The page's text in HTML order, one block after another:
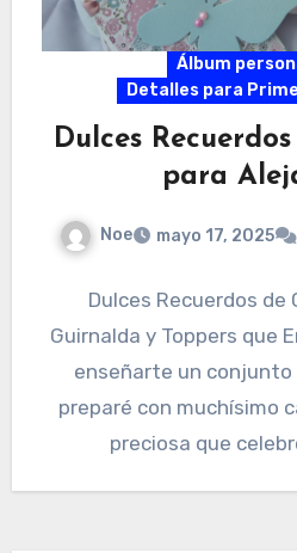
Álbum
Detalles para
Dulces
para
Noe mayo 17, 2025
Dulces Recuerdos de
Guirnalda y Toppers que
enseñarte un conjunto
preparé con muchísimo
preciosa que